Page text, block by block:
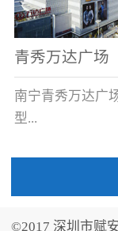
青秀万达广场
南宁青秀万达广
型...
©2017 深圳市赋